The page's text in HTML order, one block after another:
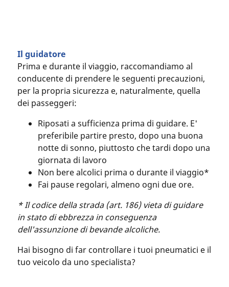
Il guidatore
Prima e durante il viaggio, raccomandiamo al
conducente di prendere le seguenti precauzioni,
per la propria sicurezza e, naturalmente, quella
dei passeggeri:
Riposati a sufficienza prima di guidare. E'
preferibile partire presto, dopo una buona
notte di sonno, piuttosto che tardi dopo una
giornata di lavoro
Non bere alcolici prima o durante il viaggio*
Fai pause regolari, almeno ogni due ore.
* Il codice della strada (art. 186) vieta di guidare
in stato di ebbrezza in conseguenza
dell'assunzione di bevande alcoliche.
Hai bisogno di far controllare i tuoi pneumatici e il
tuo veicolo da uno specialista?